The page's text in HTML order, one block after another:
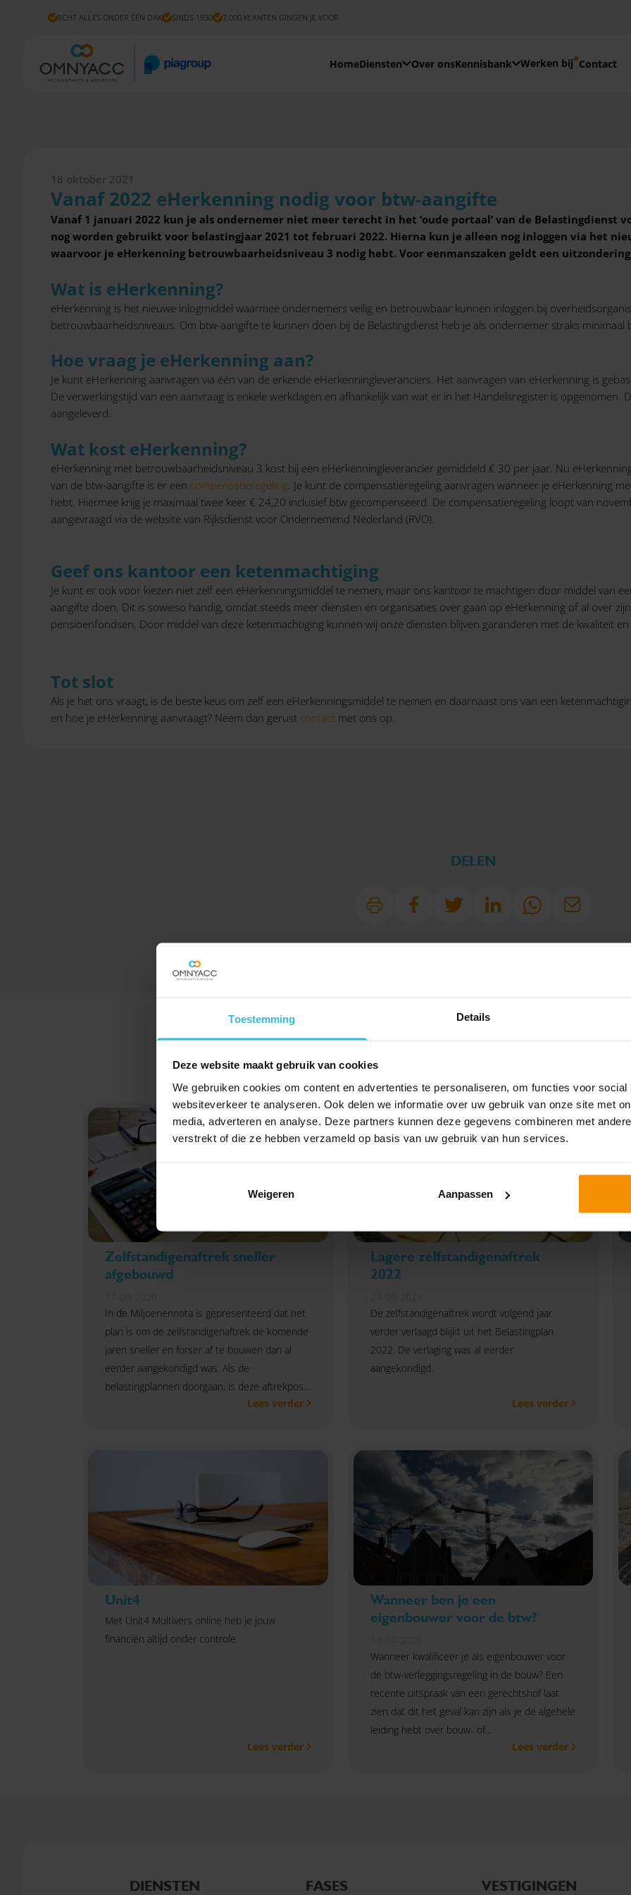
Toestemming Details
Deze website maakt gebruik van cookies
We gebruiken cookies om content en advertenties te personaliseren, om functies voor social
websiteverkeer te analyseren. Ook delen we informatie over uw gebruik van onze site met
media, adverteren en analyse. Deze partners kunnen deze gegevens combineren met
verstrekt of die ze hebben verzameld op basis van uw gebruik van hun services.
Weigeren Aanpassen
ECHT ALLES ONDER ÉÉN DAK SINDS 1930 7.000 KLANTEN GINGEN JE VOOR
HomeDiensten Over onsKennisbank Werken bij Contact
18 oktober 2021
Vanaf 2022 eHerkenning nodig voor btw-aangifte
Vanaf 1 januari 2022 kun je als ondernemer niet meer terecht in het ‘oude portaal’ van de Belastingdienst
nog worden gebruikt voor belastingjaar 2021 tot februari 2022. Hierna kun je alleen nog inloggen via het
waarvoor je eHerkenning betrouwbaarheidsniveau 3 nodig hebt. Voor eenmanszaken geldt een
Wat is eHerkenning?
eHerkenning is het nieuwe inlogmiddel waarmee ondernemers veilig en betrouwbaar kunnen inloggen bij
betrouwbaarheidsniveaus. Om btw-aangifte te kunnen doen bij de Belastingdienst heb je als ondernemer straks minimaal
Hoe vraag je eHerkenning aan?
Je kunt eHerkenning aanvragen via één van de erkende eHerkenningleveranciers. Het aanvragen van eHerkenning is
De verwerkingstijd van een aanvraag is enkele werkdagen en afhankelijk van wat er in het Handelsregister is
aangeleverd.
Wat kost eHerkenning?
eHerkenning met betrouwbaarheidsniveau 3 kost bij een eHerkenningleverancier gemiddeld € 30 per jaar. Nu
van de btw-aangifte is er een compensatieregeling . Je kunt de compensatieregeling aanvragen wanneer je eHerkenning
hebt. Hiermee krijg je maximaal twee keer € 24,20 inclusief btw gecompenseerd. De compensatieregeling loopt van
aangevraagd via de website van Rijksdienst voor Ondernemend Nederland (RVO).
Geef ons kantoor een ketenmachtiging
Je kunt er ook voor kiezen niet zelf een eHerkenningsmiddel te nemen, maar ons kantoor te machtigen door middel van
aangifte doen. Dit is sowieso handig, omdat steeds meer diensten en organisaties over gaan op eHerkenning of al over
pensioenfondsen. Door middel van deze ketenmachtiging kunnen wij onze diensten blijven garanderen met de kwaliteit
Tot slot
Als je het ons vraagt, is de beste keus om zelf een eHerkenningsmiddel te nemen en daarnaast ons van een
en hoe je eHerkenning aanvraagt? Neem dan gerust contact met ons op.
DELEN
SPECIAAL VOOR JOU
Zelfstandigenaftrek sneller
afgebouwd
In de Miljoenennota is gepresenteerd dat het
plan is om de zelfstandigenaftrek de komende
jaren sneller en forser af te bouwen dan al
eerder aangekondigd was. Als de
belastingplannen doorgaan, is deze aftrekpost
uiteindelijk in 2036 bijna € 4.000 lager.Lees verder
Lagere zelfstandigenaftrek
2022
De zelfstandigenaftrek wordt volgend jaar
verder verlaagd blijkt uit het Belastingplan
2022. De verlaging was al eerder
aangekondigd.
Lees verder
Unit4
Met Unit4 Multivers online heb je jouw
financiën altijd onder controle.
Lees verder
Wanneer ben je een
eigenbouwer voor de btw?
Wanneer kwalificeer je als eigenbouwer voor
de btw-verleggingsregeling in de bouw? Een
recente uitspraak van een gerechtshof laat
zien dat dit het geval kan zijn als je de algehele
leiding hebt over bouw- of
Lees verder
DIENSTEN FASES VESTIGINGEN